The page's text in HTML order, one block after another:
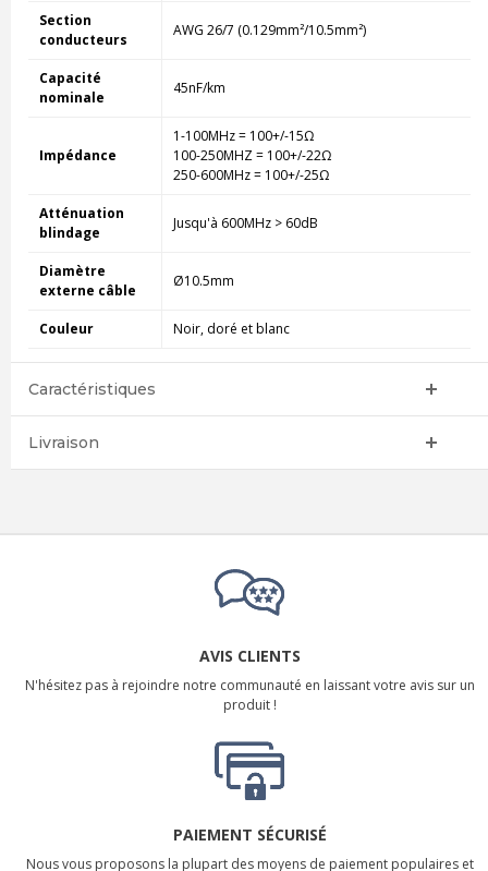
Section
conducteurs
AWG 26/7 (0.129mm²/10.5mm²)
Capacité
nominale
45nF/km
Impédance
1-100MHz = 100+/-15Ω
100-250MHZ = 100+/-22Ω
250-600MHz = 100+/-25Ω
Atténuation
blindage
Jusqu'à 600MHz > 60dB
Diamètre
externe câble
Ø10.5mm
Couleur Noir, doré et blanc
Caractéristiques
Livraison
AVIS CLIENTS
N'hésitez pas à rejoindre notre communauté en laissant votre avis sur un
produit !
PAIEMENT SÉCURISÉ
Nous vous proposons la plupart des moyens de paiement populaires et